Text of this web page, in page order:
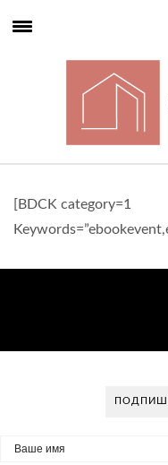
[BDCK category=1